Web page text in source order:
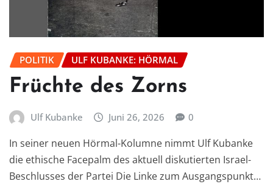
POLITIK ULF KUBANKE: HÖRMAL
Früchte des Zorns
Ulf Kubanke Juni 26, 2026 0
In seiner neuen Hörmal-Kolumne nimmt Ulf Kubanke
die ethische Facepalm des aktuell diskutierten Israel-
Beschlusses der Partei Die Linke zum Ausgangspunkt…